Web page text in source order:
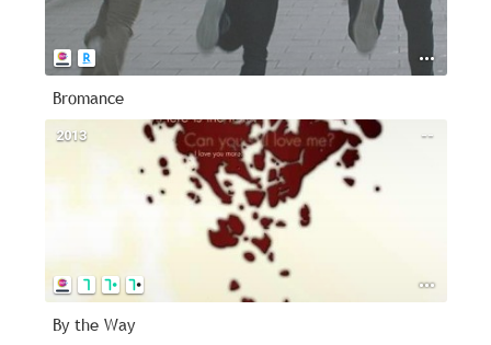
Bromance
--
2013
By the Way